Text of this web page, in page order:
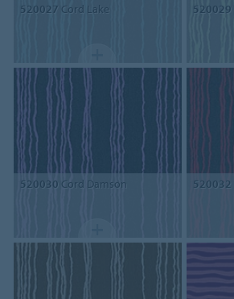
520027 Cord Lake 520029
520030 Cord Damson 520032